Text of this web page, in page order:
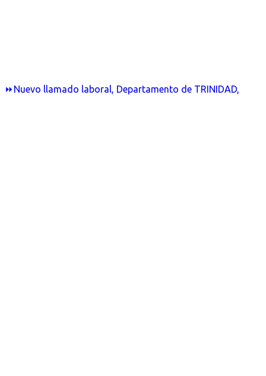
⏩Nuevo llamado laboral, Departamento de TRINIDAD,